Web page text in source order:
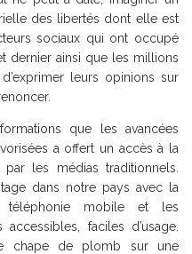
des libertés dont elle est
sociaux qui ont occupé
dernier ainsi que les millions
leurs opinions sur
que les avancées
a offert un accès à la
les médias traditionnels.
dans notre pays avec la
téléphonie mobile et les
faciles d’usage.
chape de plomb sur une